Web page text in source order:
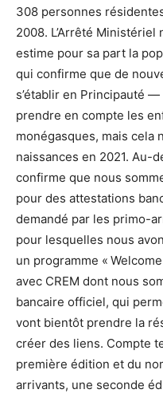
308 personnes
2008. L’Arrêté Ministériel
estime pour sa part la
qui confirme que de
s’établir en Principauté
prendre en compte les
monégasques, mais cela
naissances en 2021. Au-
confirme que nous
pour des attestations
demandé par les primo-
pour lesquelles nous
un programme «
avec CREM dont nous
bancaire officiel, qui
vont bientôt prendre la
créer des liens. Compte
première édition et du
arrivants, une seconde